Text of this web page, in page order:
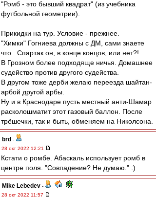
"Ромб - это бывший квадрат" (из учебника
футбольной геометрии).
Прикидки на тур. Условие - прежнее.
"Химки" Гогниева должны с ДМ, сами знаете
что.. Спартак он, в конце концов, или нет?!
В Грозном более подходяще ничья. Домашнее
судейство против другого судейства.
В другом тоже дерби желаю переезда шайтан-
арбой другой арбы.
Ну и в Краснодаре пусть местный анти-Шамар
расколошматит этот газовый баллон. После
трёшечки, так и быть, обменяем на Николсона.
brd -
28 окт 2022 12:21
Кстати о ромбе. Абаскаль использует ромб в
центре поля. "Совпадение? Не думаю." :)
Mike Lebedev -
28 окт 2022 11:57